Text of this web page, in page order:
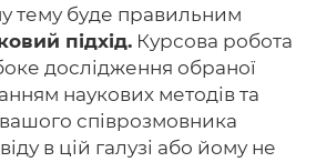
тему буде правильним
підхід. Курсова робота
дослідження обраної
наукових методів та
співрозмовника
в цій галузі або йому не